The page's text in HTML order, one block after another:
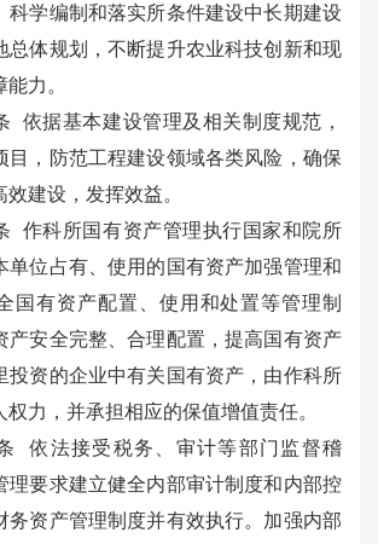
科学编制和落实所条件建设中长期建设
总体规划，不断提升农业科技创新和现
力。
依据基本建设管理及相关制度规范，
目，防范工程建设领域各类风险，确保
建设，发挥效益。
作科所国有资产管理执行国家和院所
单位占有、使用的国有资产加强管理和
国有资产配置、使用和处置等管理制
产安全完整、合理配置，提高国有资产
投资的企业中有关国有资产，由作科所
力，并承担相应的保值增值责任。
依法接受税务、审计等部门监督稽
理要求建立健全内部审计制度和内部控
务资产管理制度并有效执行。加强内部